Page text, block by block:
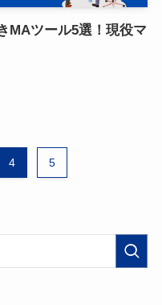
MAツール5選！現役マ
4 5